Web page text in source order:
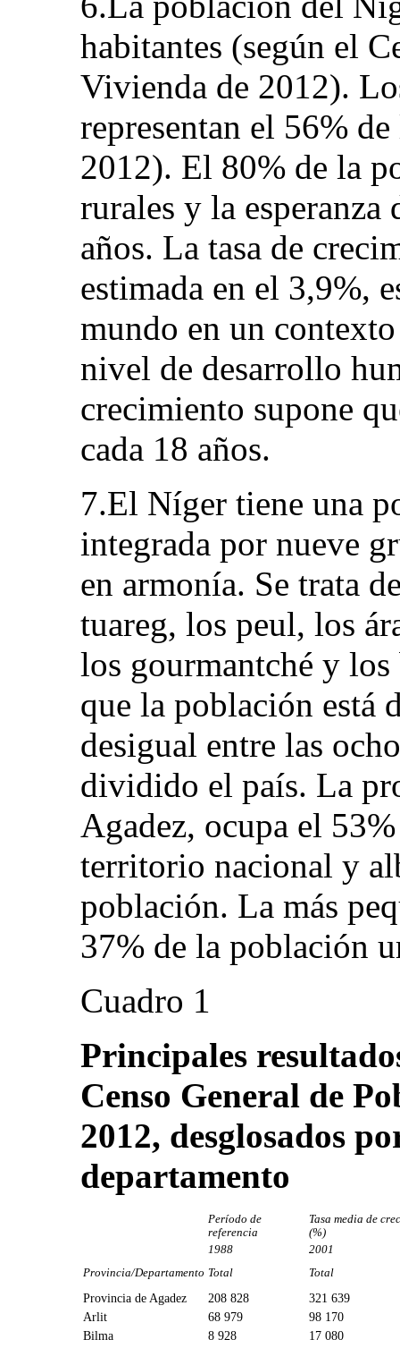
habitantes (según el
Vivienda de 2012).
representan el 56%
2012). El 80% de la
rurales y la esperanza
años. La tasa de
estimada en el 3,9%,
mundo en un
nivel de desarrollo
crecimiento supone
cada 18 años.
7.El Níger tiene una
integrada por nueve
en armonía. Se trata
tuareg, los peul, los
los gourmantché y los
que la población está
desigual entre las
dividido el país. La
Agadez, ocupa el
territorio nacional y
población. La más
37% de la población
Cuadro 1
Principales
Censo General de
2012, desglosados
departamento
Período de
referencia
Tasa media de
(%)
1988
2001
Provincia/Departamento Total Total
Provincia de Agadez 208 828
321 639
Arlit
68 979
98 170
Bilma
8 928
17 080